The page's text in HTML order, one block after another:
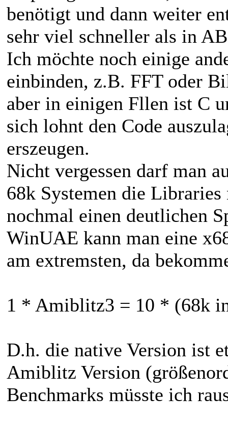
benötigt und dann weiter
sehr viel schneller als in
Ich möchte noch einige
einbinden, z.B. FFT oder
aber in einigen Fllen ist C
sich lohnt den Code
erszeugen.
Nicht vergessen darf man
68k Systemen die
nochmal einen deutlichen
WinUAE kann man eine
am extremsten, da
1 * Amiblitz3 = 10 * (68k
D.h. die native Version ist
Amiblitz Version
Benchmarks müsste ich